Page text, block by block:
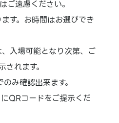
ご遠慮ください。
す。お時間はお選びでき
入場可能となり次第、ご
れます。
み確認出来ます。
QRコードをご提示くだ